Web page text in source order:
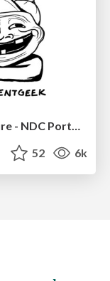
52 6k